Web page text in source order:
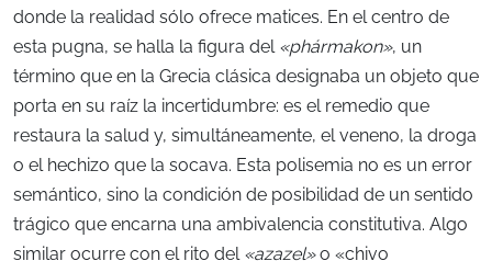
donde la realidad sólo ofrece matices. En el centro de
esta pugna, se halla la figura del «phármakon», un
término que en la Grecia clásica designaba un objeto que
porta en su raíz la incertidumbre: es el remedio que
restaura la salud y, simultáneamente, el veneno, la droga
o el hechizo que la socava. Esta polisemia no es un error
semántico, sino la condición de posibilidad de un sentido
trágico que encarna una ambivalencia constitutiva. Algo
similar ocurre con el rito del «azazel»o «chivo